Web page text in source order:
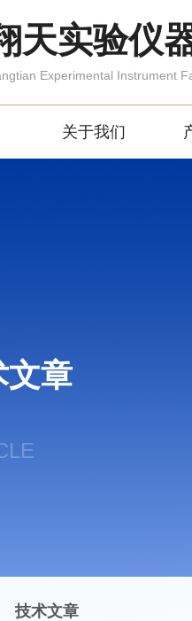
天实验仪
Experimental Instrument
关于我们
文章
技术文章